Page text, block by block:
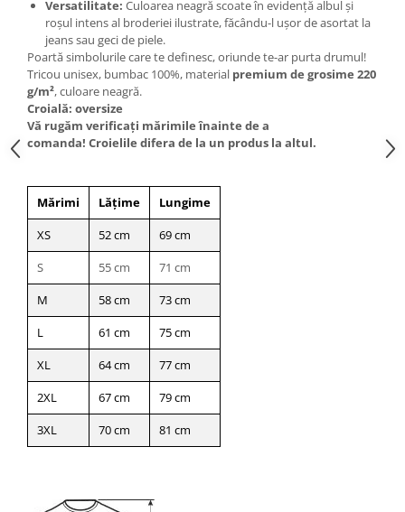
Versatilitate: Culoarea neagră scoate în evidență albul și
roșul intens al broderiei ilustrate, făcându-l ușor de asortat la
jeans sau geci de piele.
Poartă simbolurile care te definesc, oriunde te-ar purta drumul!
Tricou unisex, bumbac 100%, material premium de grosime 220
g/m², culoare neagră.
Croială: oversize
Vă rugăm verificaţi mărimile înainte de a
comanda! Croielile difera de la un produs la altul.
Mărimi Lățime
Lungime
XS
52 cm
69 cm
S
55 cm
71 cm
M
58 cm
73 cm
L
61 cm
75 cm
XL
64 cm
77 cm
2XL
67 cm
79 cm
3XL
70 cm 81 cm